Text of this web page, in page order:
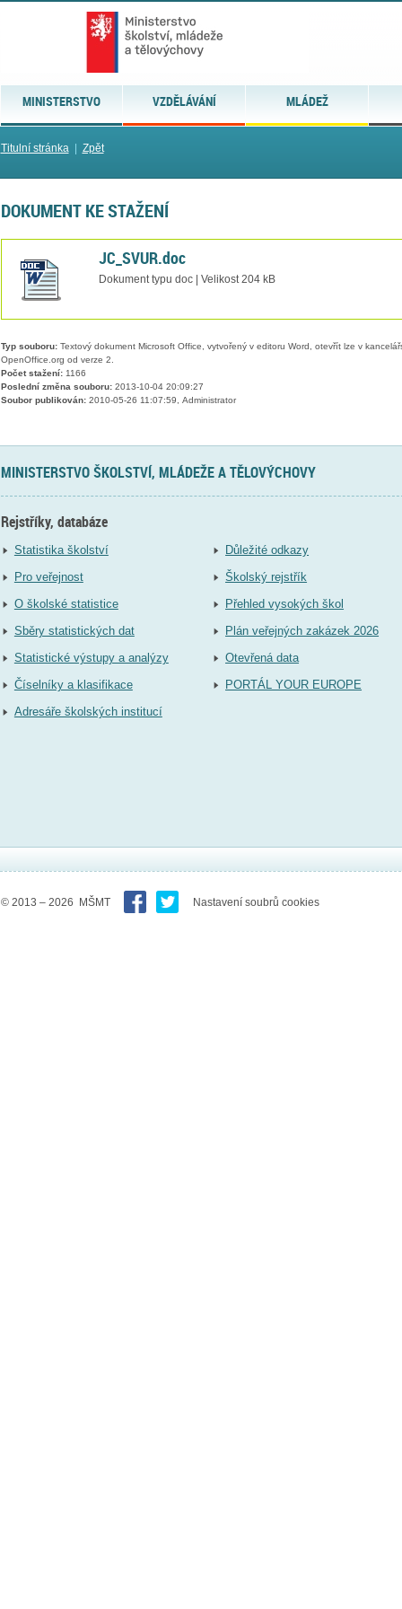
MINISTERSTVO VZDĚLÁVÁNÍ MLÁDEŽ
Titulní stránka| Zpět
DOKUMENT KE STAŽENÍ
JC_SVUR.doc
Dokument typu doc | Velikost 204 kB
Typ souboru:Textový dokument Microsoft Office, vytvořený v editoru Word, otevřít lze v
OpenOffice.org od verze 2.
Počet stažení:1166
Poslední změna souboru:2013-10-04 20:09:27
Soubor publikován:2010-05-26 11:07:59, Administrator
MINISTERSTVO ŠKOLSTVÍ, MLÁDEŽE A TĚLOVÝCHOVY
Rejstříky, databáze
Statistika školství
Pro veřejnost
O školské statistice
Sběry statistických dat
Statistické výstupy a analýzy
Číselníky a klasifikace
Adresáře školských institucí
Důležité odkazy
Školský rejstřík
Přehled vysokých škol
Plán veřejných zakázek 2026
Otevřená data
PORTÁL YOUR EUROPE
© 2013 – 2026 MŠMT Nastavení soubrů cookies